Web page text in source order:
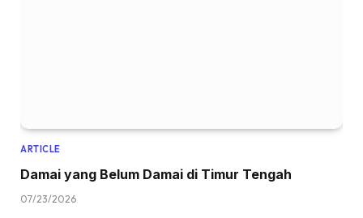
ARTICLE
Damai yang Belum Damai di Timur Tengah
07/23/2026